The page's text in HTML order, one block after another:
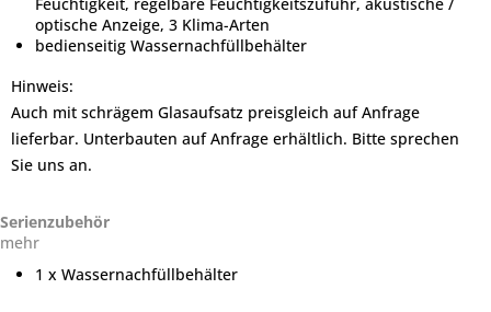
optische Anzeige, 3 Klima-Arten
bedienseitig Wassernachfüllbehälter
Hinweis:
Auch mit schrägem Glasaufsatz preisgleich auf Anfrage
lieferbar. Unterbauten auf Anfrage erhältlich. Bitte sprechen
Sie uns an.
Serienzubehör
mehr
1 x Wassernachfüllbehälter